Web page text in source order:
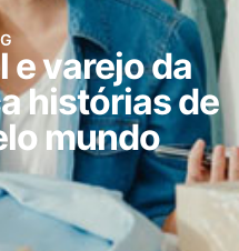
e varejo da
histórias de
mundo